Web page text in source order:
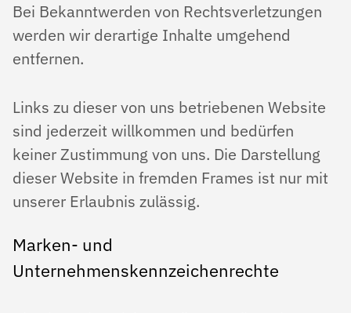
Bei Bekanntwerden von Rechtsverletzungen
werden wir derartige Inhalte umgehend
entfernen.
Links zu dieser von uns betriebenen Website
sind jederzeit willkommen und bedürfen
keiner Zustimmung von uns. Die Darstellung
dieser Website in fremden Frames ist nur mit
unserer Erlaubnis zulässig.
Marken- und
Unternehmenskennzeichenrechte